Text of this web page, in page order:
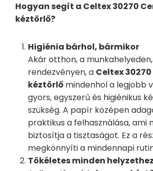
Hogyan segít a Celtex 30270
kéztörlő?
Higiénia bárhol, bármikor
Akár otthon, a
rendezvényen, a Celtex
kéztörlő mindenhol a legjobb
gyors, egyszerű és higiénikus
szükség. A papír középen
praktikus a felhasználása, ami
biztosítja a tisztaságot. Ez a
megkönnyíti a mindennapi
Tökéletes minden helyzethez